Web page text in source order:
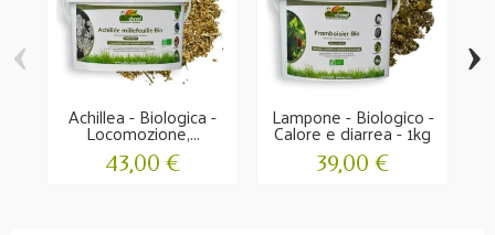
Achillea - Biologica -
Locomozione,...
43,00 €
Lampone - Biologico -
Calore e diarrea - 1kg
39,00 €
‹ ›